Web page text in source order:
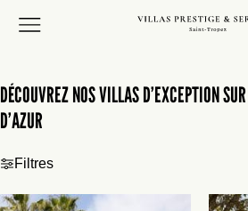
DÉCOUVREZ NOS VILLAS D’EXCEPTION
D’AZUR
Filtres